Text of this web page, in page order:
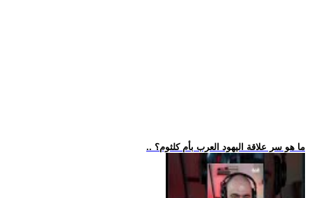
.. ما هو سر علاقة اليهود العرب بأم كلثوم؟